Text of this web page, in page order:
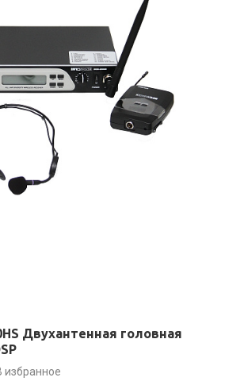
Двухантенная головная
избранное